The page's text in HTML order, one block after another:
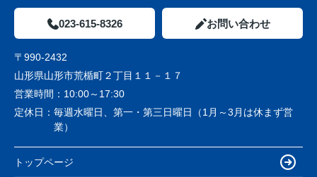
023-615-8326 お問い合わせ
〒990-2432
山形県山形市荒楯町２丁目１１－１７
営業時間： 10:00～17:30
定休日： 毎週水曜日、第一・第三日曜日（1月～3月は休まず営
業）
トップページ